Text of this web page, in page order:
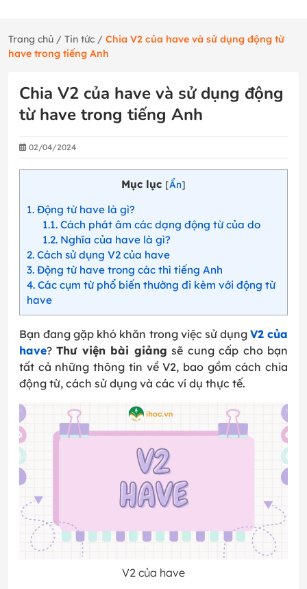
Trang chủ / Tin tức / Chia V2 của have và sử dụng động từ
have trong tiếng Anh
Chia V2 của have và sử dụng động
từ have trong tiếng Anh
02/04/2024
Mục lục [Ẩn]
1 Động từ have là gì?
1.1Cách phát âm các dạng động từ của do
1.2Nghĩa của have là gì?
2 Cách sử dụng V2 của have
3 Động từ have trong các thì tiếng Anh
4 Các cụm từ phổ biến thường đi kèm với động từ
have
Bạn đang gặp khó khăn trong việc sử dụng V2 của
have?Thư viện bài giảng sẽ cung cấp cho bạn
tất cả những thông tin về V2, bao gồm cách chia
động từ, cách sử dụng và các ví dụ thực tế.
V2 của have